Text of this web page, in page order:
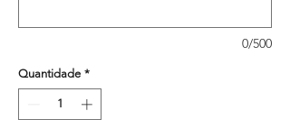
0/500
Quantidade *